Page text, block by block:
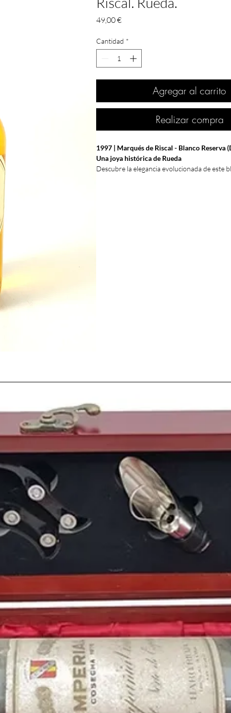
49,00 €Precio
Cantidad *
Agregar al carrito
Realizar compra
1997 | Marqués de Riscal - Blanco Reserva
Una joya histórica de Rueda
Descubre la elegancia evolucionada de este